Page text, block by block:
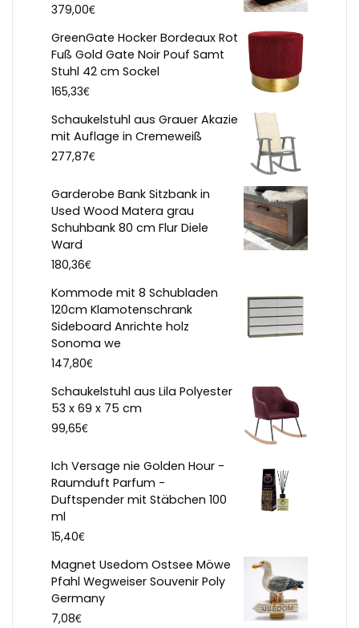
379,00€
GreenGate Hocker Bordeaux Rot
Fuß Gold Gate Noir Pouf Samt
Stuhl 42 cm Sockel
165,33€
Schaukelstuhl aus Grauer Akazie
mit Auflage in Cremeweiß
277,87€
Garderobe Bank Sitzbank in
Used Wood Matera grau
Schuhbank 80 cm Flur Diele
Ward
180,36€
Kommode mit 8 Schubladen
120cm Klamotenschrank
Sideboard Anrichte holz
Sonoma we
147,80€
Schaukelstuhl aus Lila Polyester
53 x 69 x 75 cm
99,65€
Ich Versage nie Golden Hour -
Raumduft Parfum -
Duftspender mit Stäbchen 100
ml
15,40€
Magnet Usedom Ostsee Möwe
Pfahl Wegweiser Souvenir Poly
Germany
7,08€